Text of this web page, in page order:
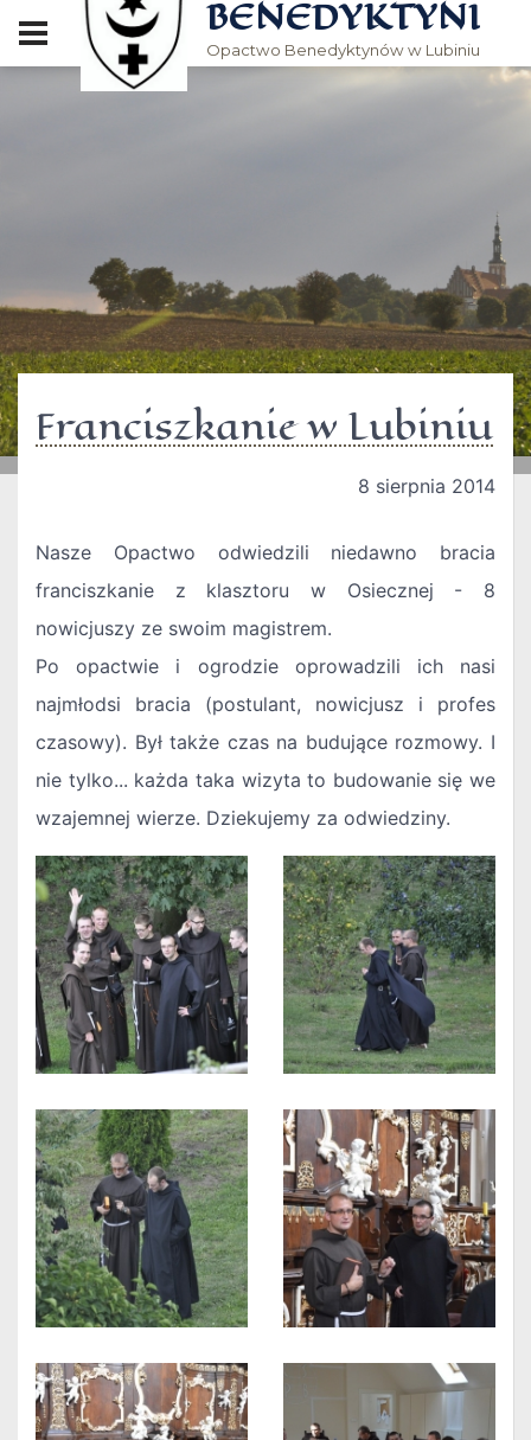
BENEDYKTYNI
Opactwo Benedyktynów w Lubiniu
Franciszkanie w Lubiniu
8 sierpnia 2014
Nasze Opactwo odwiedzili niedawno bracia
franciszkanie z klasztoru w Osiecznej - 8
nowicjuszy ze swoim magistrem.
Po opactwie i ogrodzie oprowadzili ich nasi
najmłodsi bracia (postulant, nowicjusz i profes
czasowy). Był także czas na budujące rozmowy. I
nie tylko... każda taka wizyta to budowanie się we
wzajemnej wierze. Dziekujemy za odwiedziny.